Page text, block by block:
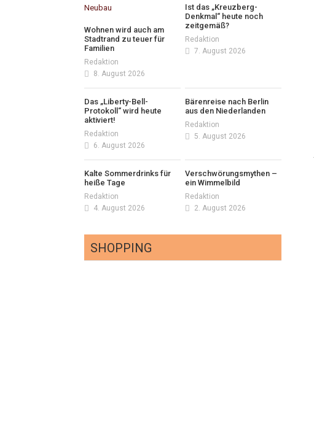
Wohnen wird auch am
Stadtrand zu teuer für
Familien
Redaktion
8. August 2026
Ist das „Kreuzberg-
Denkmal“ heute noch
zeitgemäß?
Redaktion
7. August 2026
Das „Liberty-Bell-
Protokoll“ wird heute
aktiviert!
Redaktion
6. August 2026
Bärenreise nach Berlin
aus den Niederlanden
Redaktion
5. August 2026
Kalte Sommerdrinks für
heiße Tage
Redaktion
4. August 2026
Verschwörungsmythen –
ein Wimmelbild
Redaktion
2. August 2026
SHOPPING